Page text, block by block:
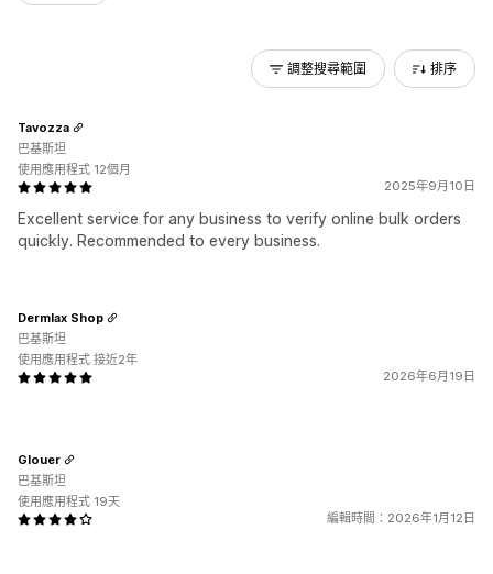
調整搜尋範圍 排序
2025年9月10日
Excellent service for any business to verify online bulk orders
quickly. Recommended to every business.
Tavozza
巴基斯坦
使用應用程式 12個月
2026年6月19日
Dermlax Shop
巴基斯坦
使用應用程式 接近2年
編輯時間：2026年1月12日
Glouer
巴基斯坦
使用應用程式 19天